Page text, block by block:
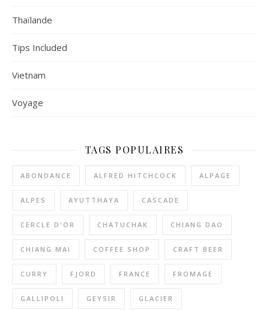
Thaïlande
Tips Included
Vietnam
Voyage
TAGS POPULAIRES
ABONDANCE ALFRED HITCHCOCK ALPAGE
ALPES AYUTTHAYA CASCADE
CERCLE D'OR CHATUCHAK CHIANG DAO
CHIANG MAI COFFEE SHOP CRAFT BEER
CURRY FJORD FRANCE FROMAGE
GALLIPOLI GEYSIR GLACIER